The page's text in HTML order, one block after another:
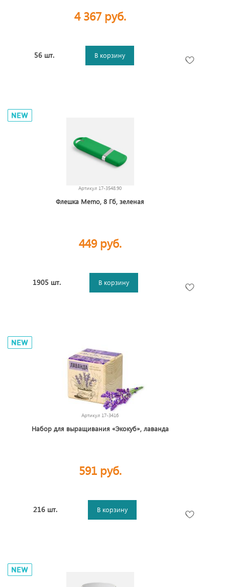
4 367 руб.
56 шт. В корзину
Артикул 17-3548.90
Флешка Memo, 8 Гб, зеленая
449 руб.
1905 шт. В корзину
Артикул 17-3416
Набор для выращивания «Экокуб», лаванда
591 руб.
216 шт. В корзину